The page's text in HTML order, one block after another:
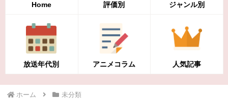
Home 評価別 ジャンル別
放送年代別 アニメコラム 人気記事
ホーム 未分類